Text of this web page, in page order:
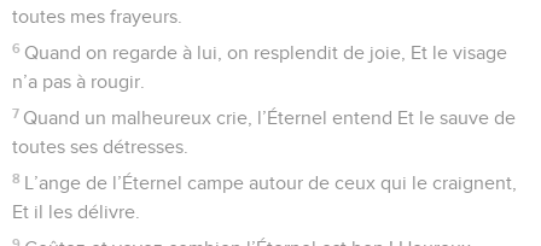
toutes mes frayeurs.
6 Quand on regarde à lui, on resplendit de joie, Et le visage
n’a pas à rougir.
7 Quand un malheureux crie, l’Éternel entend Et le sauve de
toutes ses détresses.
8 L’ange de l’Éternel campe autour de ceux qui le craignent,
Et il les délivre.
9